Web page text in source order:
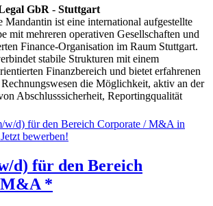
GbR - Stuttgart
Mandantin ist eine international aufgestellte
mit mehreren operativen Gesellschaften und
Finance-Organisation im Raum Stuttgart.
stabile Strukturen mit einem
Finanzbereich und bietet erfahrenen
die Möglichkeit, aktiv an der
Abschlusssicherheit, Reportingqualität
d) für den Bereich
*